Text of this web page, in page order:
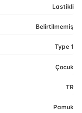
Lastikli
Belirtilmemiş
Type 1
Çocuk
TR
Pamuk